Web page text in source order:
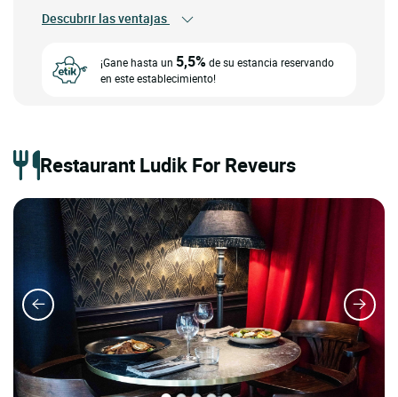
Descubrir las ventajas
¡Gane hasta un 5,5%de su estancia reservando
en este establecimiento!
Restaurant Ludik For Reveurs